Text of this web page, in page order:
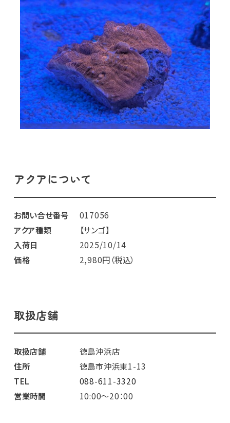
アクアについて
お問い合せ番号
017056
アクア種類
【サンゴ】
入荷日
2025/10/14
価格
2,980円（税込）
取扱店舗
取扱店舗
徳島沖浜店
住所
徳島市沖浜東1-13
TEL
088-611-3320
営業時間
10:00～20：00